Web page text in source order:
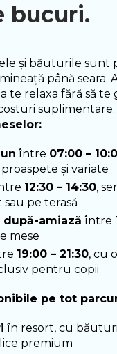
bucuri.
și băuturile sunt
până seara.
te relaxa fără să te
suplimentare.
între 07:00 –
și variate
12:30 – 14:30,
pe terasă
după-amiază între
mese
19:00 – 21:30, cu
pentru copii
pe tot
în resort, cu
premium